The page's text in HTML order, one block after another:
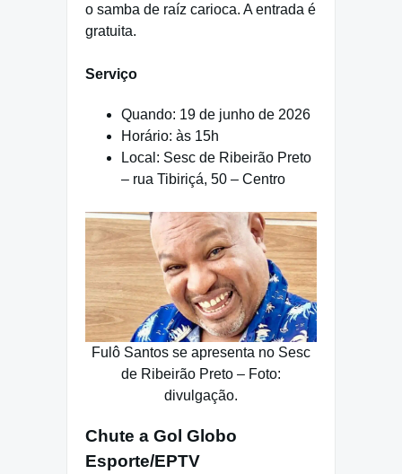
o samba de raíz carioca. A entrada é
gratuita.
Serviço
Quando: 19 de junho de 2026
Horário: às 15h
Local: Sesc de Ribeirão Preto
– rua Tibiriçá, 50 – Centro
Fulô Santos se apresenta no Sesc
de Ribeirão Preto – Foto:
divulgação.
Chute a Gol Globo
Esporte/EPTV